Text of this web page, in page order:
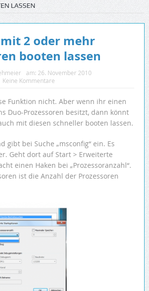
LASSEN
2 oder mehr
booten lassen
am: 26. November 2010
Keine Kommentare
Funktion nicht. Aber wenn ihr einen
Duo-Prozessoren besitzt, dann könnt
mit diesen schneller booten lassen.
gibt bei Suche „msconfig“ ein. Es
Geht dort auf Start > Erweiterte
einen Haken bei „Prozessoranzahl“.
ist die Anzahl der Prozessoren